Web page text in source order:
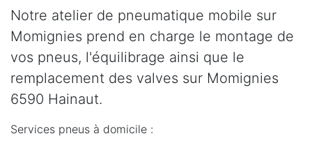
Notre atelier de pneumatique mobile sur
Momignies prend en charge le montage de
vos pneus, l'équilibrage ainsi que le
remplacement des valves sur Momignies
6590 Hainaut.
Services pneus à domicile :